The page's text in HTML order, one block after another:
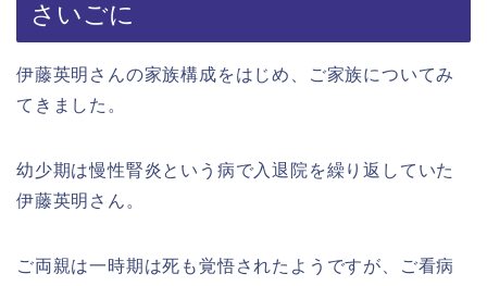
さいごに
伊藤英明さんの家族構成をはじめ、ご家族についてみ
てきました。
幼少期は慢性腎炎という病で入退院を繰り返していた
伊藤英明さん。
ご両親は一時期は死も覚悟されたようですが、ご看病